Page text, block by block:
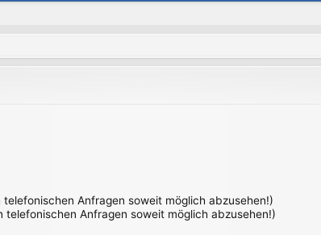
Anfragen soweit möglich abzusehen!)
Anfragen soweit möglich abzusehen!)